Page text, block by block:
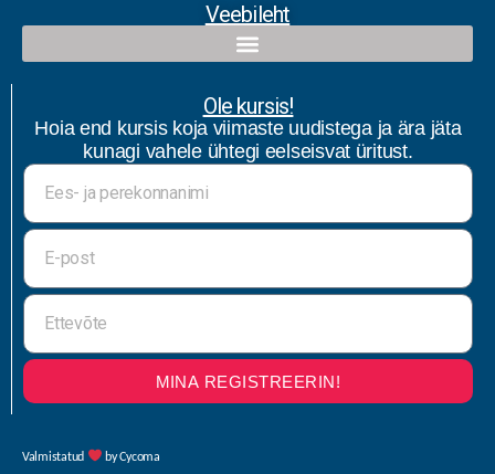
Veebileht
Ole kursis!
Hoia end kursis koja viimaste uudistega ja ära jäta
kunagi vahele ühtegi eelseisvat üritust.
MINA REGISTREERIN!
Valmistatud by Cycoma